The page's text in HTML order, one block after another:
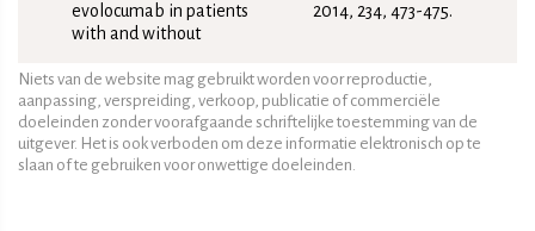
evolocumab in patients
with and without
2014, 234, 473-475.
Niets van de website mag gebruikt worden voor reproductie,
aanpassing, verspreiding, verkoop, publicatie of commerciële
doeleinden zonder voorafgaande schriftelijke toestemming van de
uitgever. Het is ook verboden om deze informatie elektronisch op te
slaan of te gebruiken voor onwettige doeleinden.